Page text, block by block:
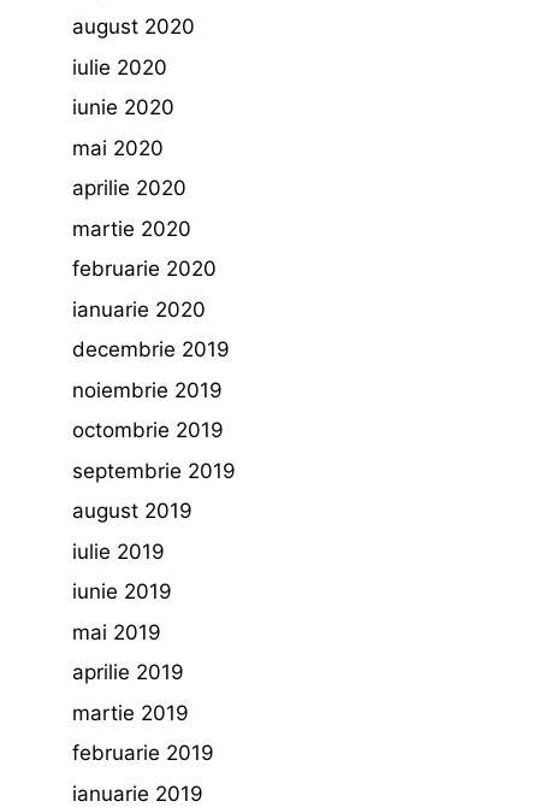
august 2020
iulie 2020
iunie 2020
mai 2020
aprilie 2020
martie 2020
februarie 2020
ianuarie 2020
decembrie 2019
noiembrie 2019
octombrie 2019
septembrie 2019
august 2019
iulie 2019
iunie 2019
mai 2019
aprilie 2019
martie 2019
februarie 2019
ianuarie 2019